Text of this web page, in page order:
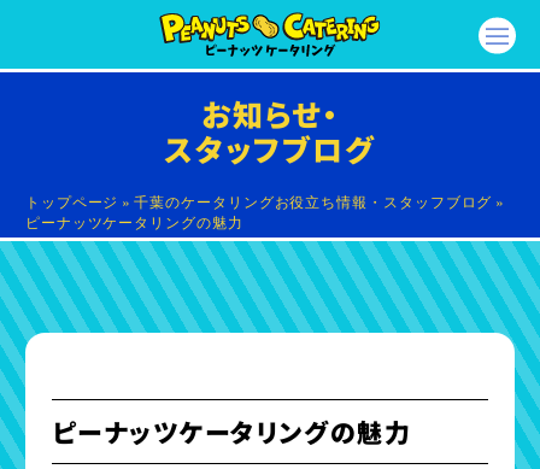
お知らせ・
スタッフブログ
トップページ »千葉のケータリングお役立ち情報・スタッフブログ »
ピーナッツケータリングの魅力
ピーナッツケータリングの魅力